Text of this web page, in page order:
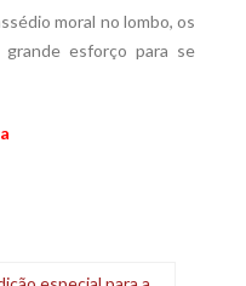
moral no lombo, os
esforço para se